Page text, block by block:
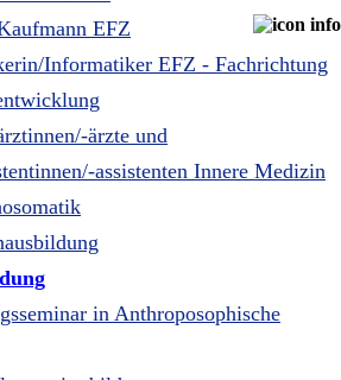
EFZ
Informatiker EFZ - Fachrichtung
ärzte und
assistenten Innere Medizin
in Anthroposophische